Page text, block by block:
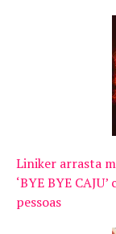
Liniker arrasta
‘BYE BYE
pessoas